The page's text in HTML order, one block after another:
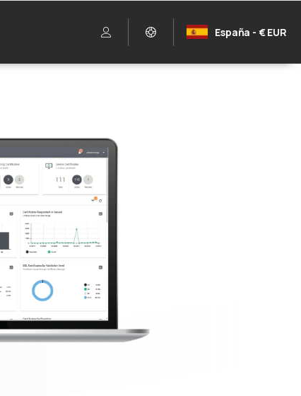
España - € EUR